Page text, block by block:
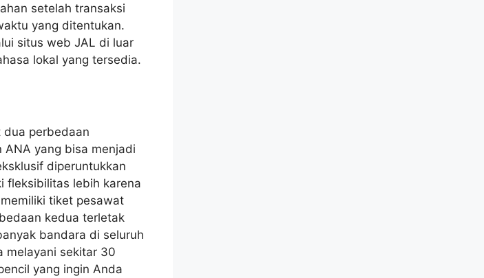
setelah transaksi
yang ditentukan.
situs web JAL di luar
lokal yang tersedia.
dua perbedaan
yang bisa menjadi
diperuntukkan
fleksibilitas lebih karena
tiket pesawat
kedua terletak
bandara di seluruh
melayani sekitar 30
yang ingin Anda